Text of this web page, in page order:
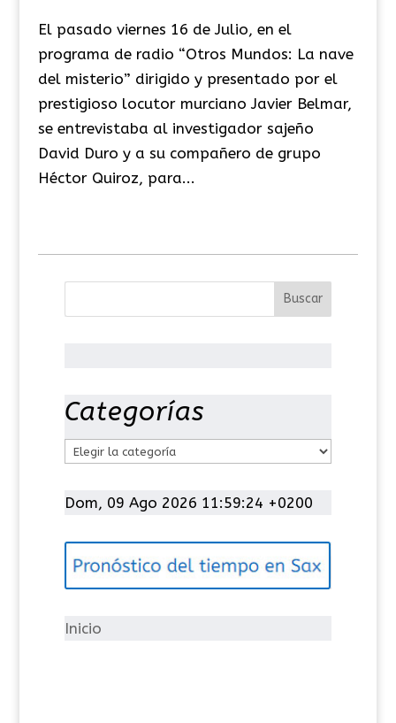
El pasado viernes 16 de Julio, en el
programa de radio “Otros Mundos: La nave
del misterio” dirigido y presentado por el
prestigioso locutor murciano Javier Belmar,
se entrevistaba al investigador sajeño
David Duro y a su compañero de grupo
Héctor Quiroz, para...
Categorías
t
g
í
Dom, 09 Ago 2026 11:59:25 +0200
Inicio